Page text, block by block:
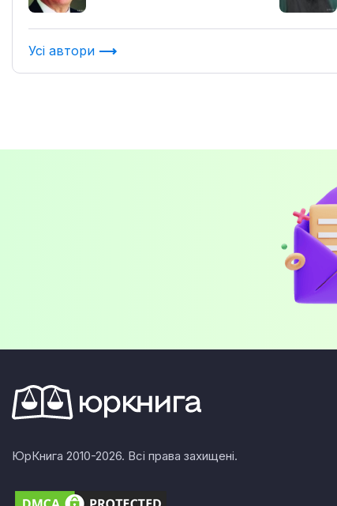
Усі автори
ЮрКнига 2010-2026. Всі права захищені.